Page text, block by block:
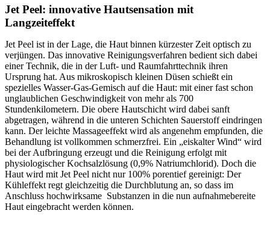
Jet Peel: innovative Hautsensation mit
Langzeiteffekt
Jet Peel ist in der Lage, die Haut binnen kürzester Zeit optisch zu
verjüngen. Das innovative Reinigungsverfahren bedient sich dabei
einer Technik, die in der Luft- und Raumfahrttechnik ihren
Ursprung hat. Aus mikroskopisch kleinen Düsen schießt ein
spezielles Wasser-Gas-Gemisch auf die Haut: mit einer fast schon
unglaublichen Geschwindigkeit von mehr als 700
Stundenkilometern. Die obere Hautschicht wird dabei sanft
abgetragen, während in die unteren Schichten Sauerstoff eindringen
kann. Der leichte Massageeffekt wird als angenehm empfunden, die
Behandlung ist vollkommen schmerzfrei. Ein „eiskalter Wind“ wird
bei der Aufbringung erzeugt und die Reinigung erfolgt mit
physiologischer Kochsalzlösung (0,9% Natriumchlorid). Doch die
Haut wird mit Jet Peel nicht nur 100% porentief gereinigt: Der
Kühleffekt regt gleichzeitig die Durchblutung an, so dass im
Anschluss hochwirksame Substanzen in die nun aufnahmebereite
Haut eingebracht werden können.